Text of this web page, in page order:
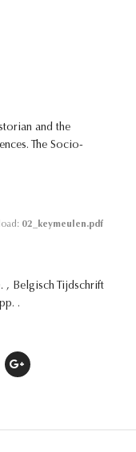
and the
The Socio-
02_keymeulen.pdf
, Belgisch Tijdschrift
.